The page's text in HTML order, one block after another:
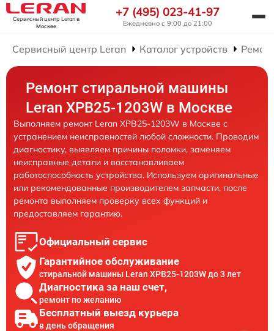
Сервисный центр Leranв
Москве
+7 (495) 023-41-97
Ежедневно с 9:00 до 21:00
Сервисный центр Leran Каталог устройств
Ремонт стиральной машины
Leran XPB25-1203W в Москве
Выполняем ремонт Leran XPB25-1203W в Москве с
устранением неисправностей любой сложности. Проводим
диагностику, выявляем причины поломки, заменяем
неисправные детали и восстанавливаем
работоспособность устройства. Используем оригинальные
или рекомендованные производителем запчасти, после
ремонта выполняем проверку всех функций и
предоставляем гарантию.
Официальный сервис
Гарантийное обслуживание
стиральной машины Leran XPB25-1203W до 3 лет
Диагностика за наш счет,
ремонт по желанию
Бесплатный выезд курьера
в день обращения